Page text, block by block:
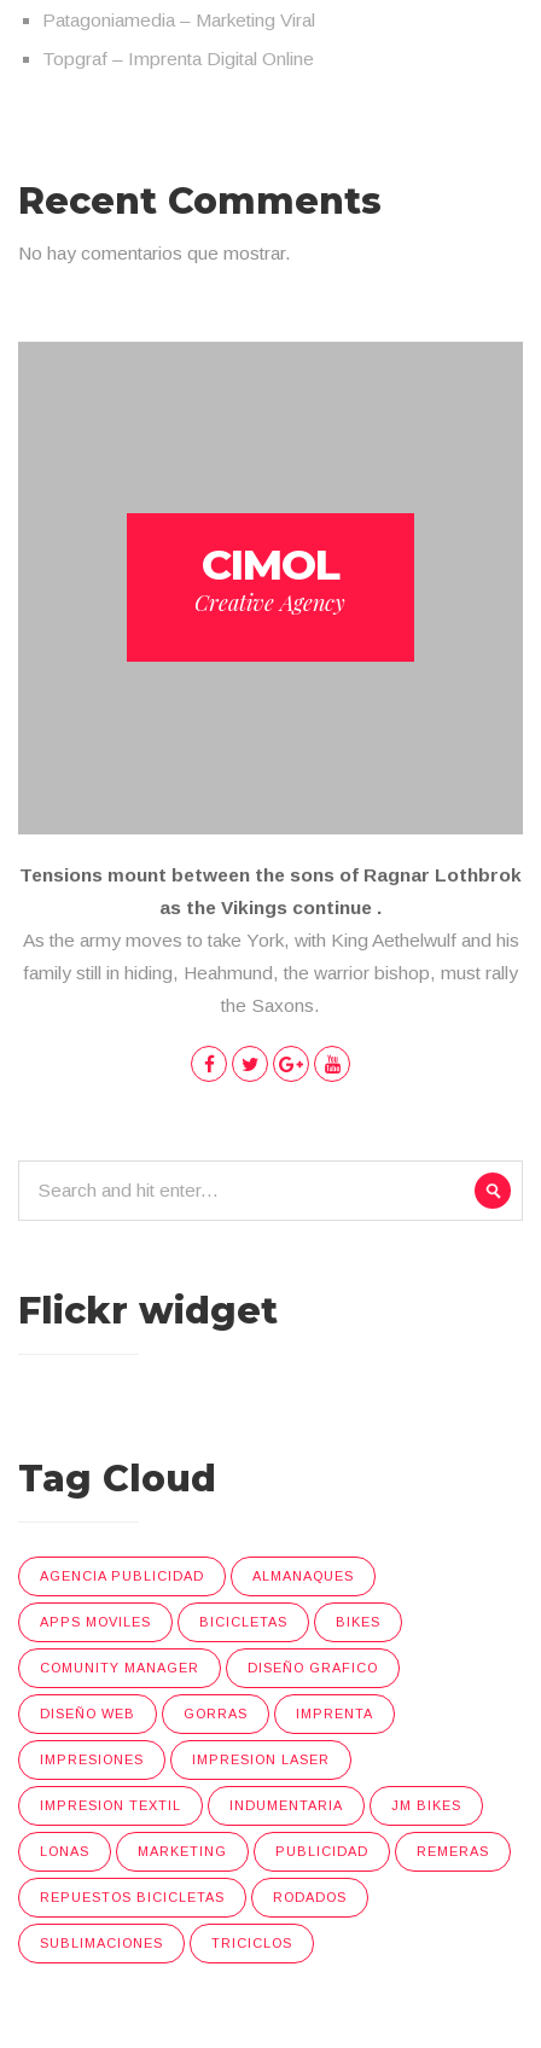
Patagoniamedia – Marketing Viral
Topgraf – Imprenta Digital Online
Recent Comments
No hay comentarios que mostrar.
CIMOL
Creative Agency
Tensions mount between the sons of Ragnar Lothbrok
as the Vikings continue .
As the army moves to take York, with King Aethelwulf and his
family still in hiding, Heahmund, the warrior bishop, must rally
the Saxons.
Flickr widget
Tag Cloud
AGENCIA PUBLICIDAD ALMANAQUES
APPS MOVILES BICICLETAS BIKES
COMUNITY MANAGER DISEÑO GRAFICO
DISEÑO WEB GORRAS IMPRENTA
IMPRESIONES IMPRESION LASER
IMPRESION TEXTIL INDUMENTARIA JM BIKES
LONAS MARKETING PUBLICIDAD REMERAS
REPUESTOS BICICLETAS RODADOS
SUBLIMACIONES TRICICLOS